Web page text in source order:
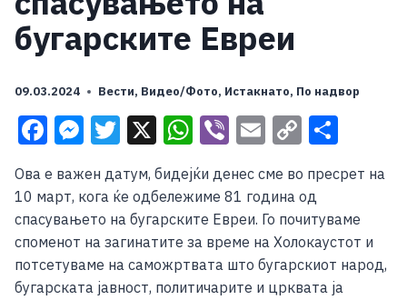
бугарските Евреи
09.03.2024 Вести, Видео/Фото, Истакнато, По надвор
Facebook
Messenger
Twitter
X WhatsApp
ViberEmail
Copy
Ова е важен датум, бидејќи денес сме во пресрет на
10 март, кога ќе одбележиме 81 година од
спасувањето на бугарските Евреи. Го почитуваме
споменот на загинатите за време на Холокаустот и
потсетуваме на саможртвата што бугарскиот народ,
бугарската јавност, политичарите и црквата ја